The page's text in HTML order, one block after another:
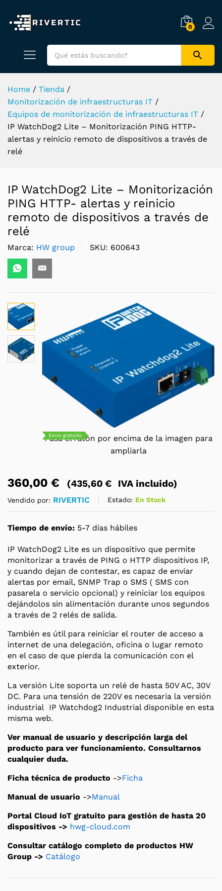
0
Home / Tienda /
Monitorización de infraestructuras IT /
Equipos de monitorización de infraestructuras IT /
IP WatchDog2 Lite – Monitorización PING HTTP-
alertas y reinicio remoto de dispositivos a través de
relé
IP WatchDog2 Lite – Monitorización
PING HTTP- alertas y reinicio
remoto de dispositivos a través de
relé
Marca: HW group SKU: 600643
Pasa el ratón por encima de la imagen para
ampliarla
Envío gratuito
360,00 € (435,60 € IVA incluido)
Vendido por: RIVERTIC Estado: En Stock
Tiempo de envío: 5-7 días hábiles
IP WatchDog2 Lite es un dispositivo que permite
monitorizar a través de PING o HTTP dispositivos IP,
y cuando dejan de contestar, es capaz de enviar
alertas por email, SNMP Trap o SMS ( SMS con
pasarela o servicio opcional) y reiniciar los equipos
dejándolos sin alimentación durante unos segundos
a través de 2 relés de salida.
También es útil para reiniciar el router de acceso a
internet de una delegación, oficina o lugar remoto
en el caso de que pierda la comunicación con el
exterior.
La versión Lite soporta un relé de hasta 50V AC, 30V
DC. Para una tensión de 220V es necesaria la versión
industrial IP Watchdog2 Industrial disponible en esta
misma web.
Ver manual de usuario y descripción larga del
producto para ver funcionamiento. Consultarnos
cualquier duda.
Ficha técnica de producto ->Ficha
Manual de usuario ->Manual
Portal Cloud IoT gratuito para gestión de hasta 20
dispositivos -> hwg-cloud.com
Consultar catálogo completo de productos HW
Group -> Catálogo